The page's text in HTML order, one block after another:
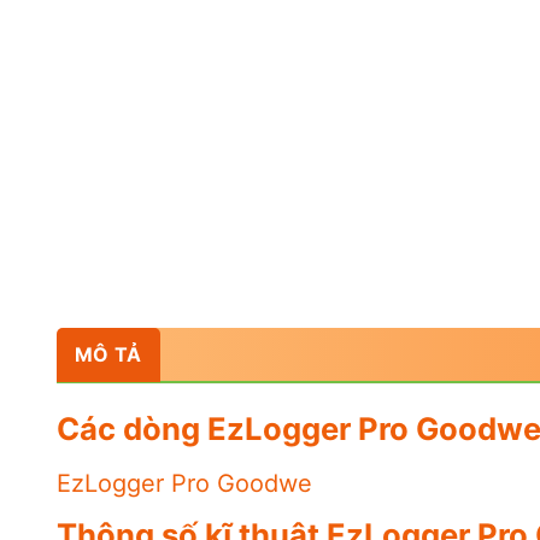
MÔ TẢ
Các dòng EzLogger Pro Goodwe
EzLogger Pro Goodwe